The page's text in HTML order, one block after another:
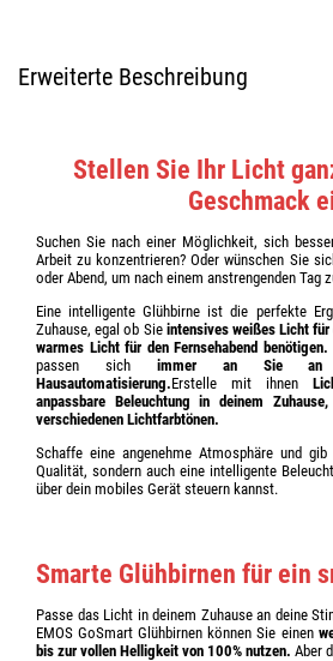
Erweiterte Beschreibung
Stellen Sie Ihr Licht
Geschmack
Suchen Sie nach einer Möglichkeit, sich
Arbeit zu konzentrieren? Oder wünschen Sie
oder Abend, um nach einem anstrengenden Tag
Eine intelligente Glühbirne ist die perfekte
Zuhause, egal ob Sie intensives weißes Licht
warmes Licht für den Fernsehabend benötigen.
passen sich immer an Sie an
Hausautomatisierung.Erstelle mit ihnen
anpassbare Beleuchtung in deinem
verschiedenen Lichtfarbtönen.
Schaffe eine angenehme Atmosphäre und
Qualität, sondern auch eine intelligente
über dein mobiles Gerät steuern kannst.
Smarte Glühbirnen für ein
Passe das Licht in deinem Zuhause an deine
EMOS GoSmart Glühbirnen können Sie einen
bis zur vollen Helligkeit von 100% nutzen. Aber